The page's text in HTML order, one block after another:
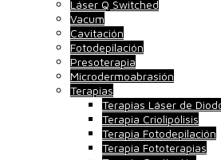
Láser Q Switched
Vacum
Cavitación
Fotodepilación
Presoterapia
Microdermoabrasión
Terapias
Terapias Láser de
Terapia Criolipólisis
Terapia Fotodepilación
Terapia Fototerapias